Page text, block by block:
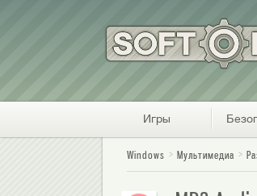
Игры
Windows Мультимедиа